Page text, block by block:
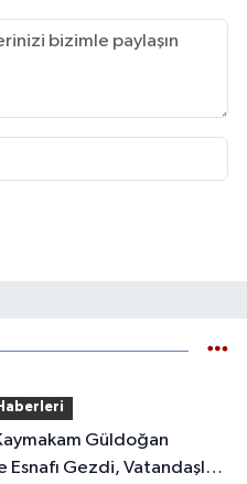
Esnafı Gezdi, Vatandaşları